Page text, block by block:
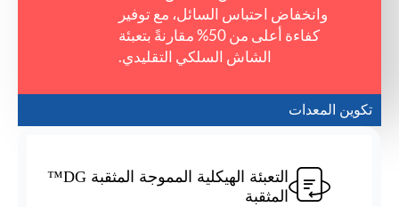
وانخفاض احتباس السائل، مع توفير
كفاءة أعلى من 50% مقارنةً بتعبئة
الشاش السلكي التقليدي.
تكوين المعدات
التعبئة الهيكلية المموجة المثقبة DG™
المثقبة